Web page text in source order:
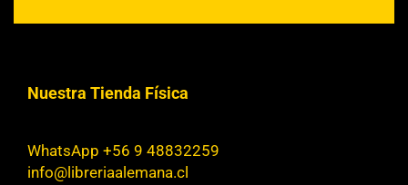
Nuestra Tienda Física
WhatsApp +56 9 48832259
info@libreriaalemana.cl